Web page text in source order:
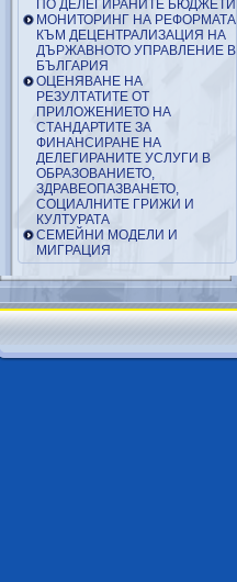
ПО ДЕЛЕГИРАНИТЕ БЮДЖЕТИ
МОНИТОРИНГ НА РЕФОРМАТА
КЪМ ДЕЦЕНТРАЛИЗАЦИЯ НА
ДЪРЖАВНОТО УПРАВЛЕНИЕ В
БЪЛГАРИЯ
ОЦЕНЯВАНЕ НА
РЕЗУЛТАТИТЕ ОТ
ПРИЛОЖЕНИЕТО НА
СТАНДАРТИТЕ ЗА
ФИНАНСИРАНЕ НА
ДЕЛЕГИРАНИТЕ УСЛУГИ В
ОБРАЗОВАНИЕТО,
ЗДРАВЕОПАЗВАНЕТО,
СОЦИАЛНИТЕ ГРИЖИ И
КУЛТУРАТА
СЕМЕЙНИ МОДЕЛИ И
МИГРАЦИЯ